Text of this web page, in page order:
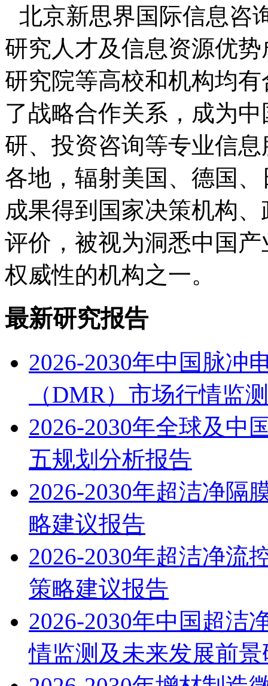
北京新思界国际信息咨
研究人才及信息资源优
研究院等高校和机构均
了战略合作关系，成为
研、投资咨询等专业信
各地，辐射美国、德国
成果得到国家决策机构
评价，被视为洞悉中国
权威性的机构之一。
最新研究报告
2026-2030年中国脉冲
（DMR）市场行情监
2026-2030年全球及中
五规划分析报告
2026-2030年超洁净隔
略建议报告
2026-2030年超洁净流
策略建议报告
2026-2030年中国超洁
情监测及未来发展前